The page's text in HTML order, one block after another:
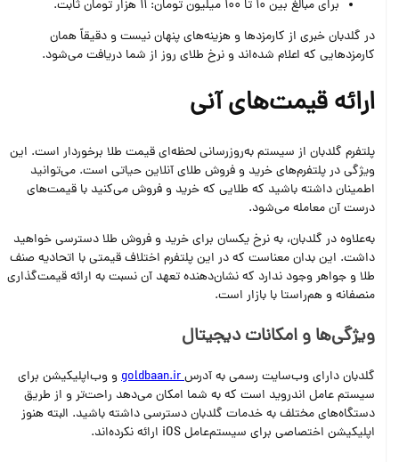
برای مبالغ بین 10 تا 100 میلیون تومان: 11 هزار تومان ثابت.
در گلدبان خبری از کارمزدها و هزینه‌های پنهان نیست و دقیقاً همان
کارمزدهایی که اعلام شده‌اند و نرخ طلای روز از شما دریافت می‌شود.
ارائه قیمت‌های آنی
پلتفرم گلدبان از سیستم به‌روزرسانی لحظه‌ای قیمت طلا برخوردار است. این
ویژگی در پلتفرم‌های خرید و فروش طلای آنلاین حیاتی است. می‌توانید
اطمینان داشته باشید که طلایی که خرید و فروش می‌کنید با قیمت‌های
درست آن معامله می‌شود.
به‌علاوه در گلدبان، به نرخ یکسان برای خرید و فروش طلا دسترسی خواهید
داشت. این بدان معناست که در این پلتفرم اختلاف قیمتی با اتحادیه صنف
طلا و جواهر وجود ندارد که نشان‌دهنده تعهد آن نسبت به ارائه قیمت‌گذاری
منصفانه و هم‌راستا با بازار است.
ویژگی‌ها و امکانات دیجیتال
گلدبان دارای وب‌سایت رسمی به آدرس goldbaan.irو وب‌اپلیکیشن برای
سیستم عامل اندروید است که به شما امکان می‌دهد راحت‌تر و از طریق
دستگاه‌های مختلف به خدمات گلدبان دسترسی داشته باشید. البته هنوز
اپلیکیشن اختصاصی برای سیستم‌عامل iOS ارائه نکرده‌اند.